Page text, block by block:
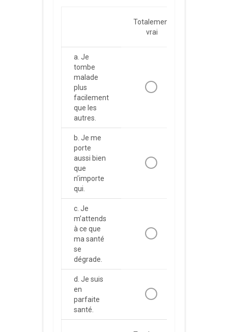
Totalement
vrai
a. Je
tombe
malade
plus
facilement
que les
autres.
b. Je me
porte
aussi bien
que
n’importe
qui.
c. Je
m’attends
à ce que
ma santé
se
dégrade.
d. Je suis
en
parfaite
santé.